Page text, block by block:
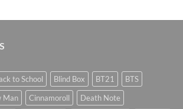
to School Blind Box BT21
BTS
Man Cinnamoroll
Death Note